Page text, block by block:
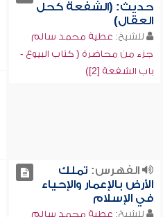
حديث: (الشفعة كحل
العقال)
للشيخ: عطية محمد سالم
جزء من محاضرة ( كتاب البيوع -
باب الشفعة [2])
الفهرس: تملك
الأرض بالإعمار والإحياء
في الإسلام
للشيخ: عطية محمد سالم